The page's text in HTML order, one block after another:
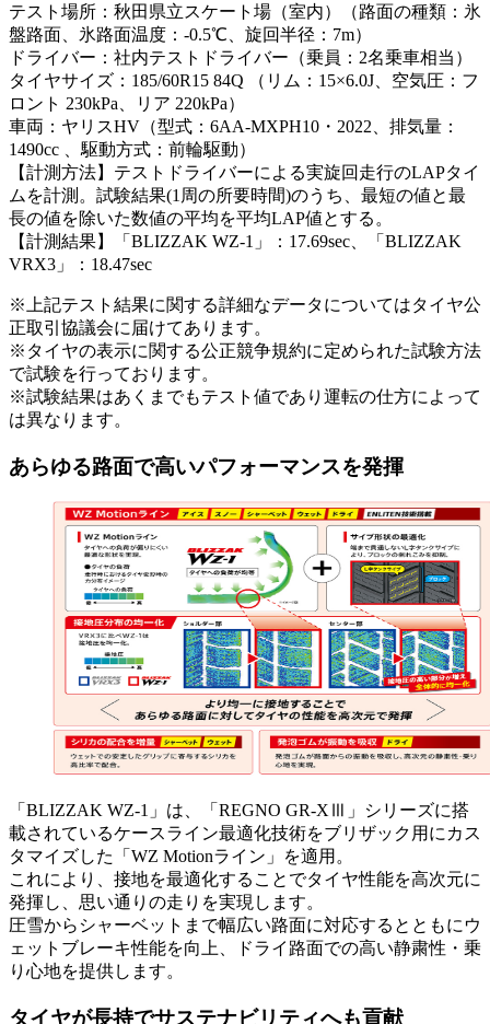
テスト場所：秋田県立スケート場（室内）（路面の種類：氷
盤路面、氷路面温度：-0.5℃、旋回半径：7m）
ドライバー：社内テストドライバー（乗員：2名乗車相当）
タイヤサイズ：185/60R15 84Q （リム：15×6.0J、空気圧：フ
ロント 230kPa、リア 220kPa）
車両：ヤリスHV（型式：6AA-MXPH10・2022、排気量：
1490cc 、駆動方式：前輪駆動）
【計測方法】テストドライバーによる実旋回走行のLAPタイ
ムを計測。試験結果(1周の所要時間)のうち、最短の値と最
長の値を除いた数値の平均を平均LAP値とする。
【計測結果】「BLIZZAK WZ-1」：17.69sec、「BLIZZAK
VRX3」：18.47sec
※上記テスト結果に関する詳細なデータについてはタイヤ公
正取引協議会に届けてあります。
※タイヤの表示に関する公正競争規約に定められた試験方法
で試験を行っております。
※試験結果はあくまでもテスト値であり運転の仕方によって
は異なります。
あらゆる路面で高いパフォーマンスを発揮
「BLIZZAK WZ-1」は、「REGNO GR-XⅢ」シリーズに搭
載されているケースライン最適化技術をブリザック用にカス
タマイズした「WZ Motionライン」を適用。
これにより、接地を最適化することでタイヤ性能を高次元に
発揮し、思い通りの走りを実現します。
圧雪からシャーベットまで幅広い路面に対応するとともにウ
ェットブレーキ性能を向上、ドライ路面での高い静粛性・乗
り心地を提供します。
タイヤが長持でサステナビリティへも貢献